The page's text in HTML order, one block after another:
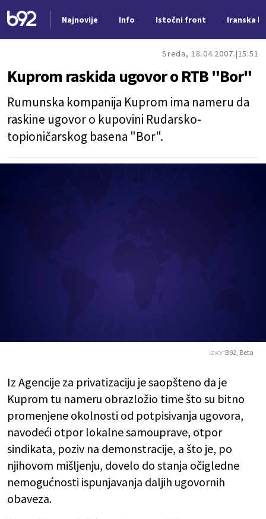
Najnovije Info Istočni front Iranska
Sreda, 18.04.2007. 15:51
Kuprom raskida ugovor o RTB "Bor"
Rumunska kompanija Kuprom ima nameru da
raskine ugovor o kupovini Rudarsko-
topioničarskog basena "Bor".
Izvor:B92, Beta
Iz Agencije za privatizaciju je saopšteno da je
Kuprom tu nameru obrazložio time što su bitno
promenjene okolnosti od potpisivanja ugovora,
navodeći otpor lokalne samouprave, otpor
sindikata, poziv na demonstracije, a što je, po
njihovom mišljenju, dovelo do stanja očigledne
nemogućnosti ispunjavanja daljih ugovornih
obaveza.